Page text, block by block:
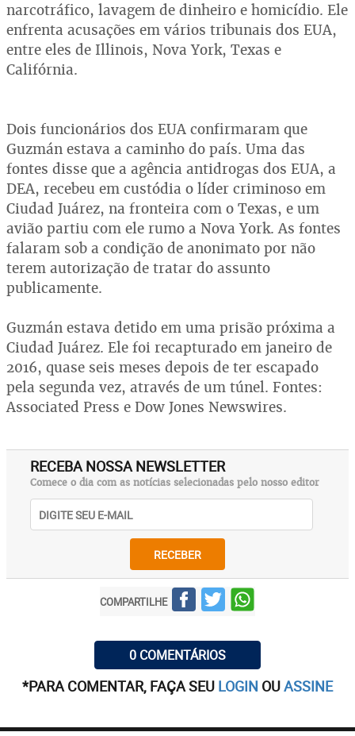
narcotráfico, lavagem de dinheiro e homicídio. Ele
enfrenta acusações em vários tribunais dos EUA,
entre eles de Illinois, Nova York, Texas e
Califórnia.
Dois funcionários dos EUA confirmaram que
Guzmán estava a caminho do país. Uma das
fontes disse que a agência antidrogas dos EUA, a
DEA, recebeu em custódia o líder criminoso em
Ciudad Juárez, na fronteira com o Texas, e um
avião partiu com ele rumo a Nova York. As fontes
falaram sob a condição de anonimato por não
terem autorização de tratar do assunto
publicamente.
Guzmán estava detido em uma prisão próxima a
Ciudad Juárez. Ele foi recapturado em janeiro de
2016, quase seis meses depois de ter escapado
pela segunda vez, através de um túnel. Fontes:
Associated Press e Dow Jones Newswires.
RECEBA NOSSA NEWSLETTER
Comece o dia com as notícias selecionadas pelo nosso editor
RECEBER
COMPARTILHE
0 COMENTÁRIOS
*PARA COMENTAR, FAÇA SEU LOGIN OUASSINE